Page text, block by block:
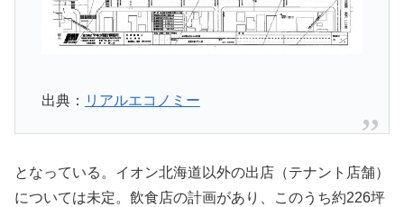
出典： リアルエコノミー
となっている。イオン北海道以外の出店（テナント店舗）
については未定。飲食店の計画があり、このうち約226坪